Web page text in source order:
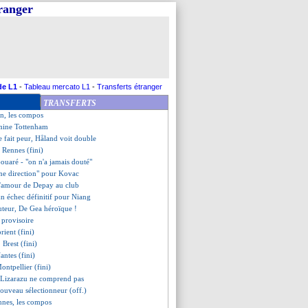
L1 - Tableau mercato L1 - Transferts étranger
TRANSFERTS
(fini)
de Genesio
ses coéquipiers
les compos
Tottenham
fait peur, Håland voit double
Rennes (fini)
- "on n'a jamais douté"
direction" pour Kovac
de Depay au club
échec définitif pour Niang
De Gea héroïque !
provisoire
(fini)
Brest (fini)
(fini)
(fini)
ne comprend pas
sélectionneur (off.)
les compos